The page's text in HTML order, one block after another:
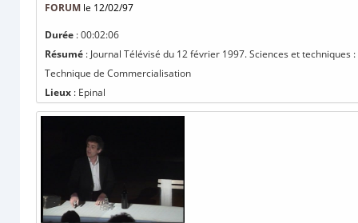
FORUM le 12/02/97
Durée : 00:02:06
Résumé : Journal Télévisé du 12 février 1997. Sciences et
Technique de Commercialisation
Lieux : Epinal